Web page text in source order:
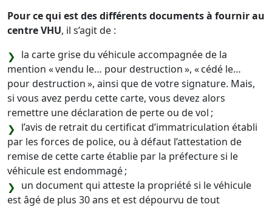
Pour ce qui est des différents documents à fournir au
centre VHU, il s’agit de :
la carte grise du véhicule accompagnée de la
mention « vendu le… pour destruction », « cédé le…
pour destruction », ainsi que de votre signature. Mais,
si vous avez perdu cette carte, vous devez alors
remettre une déclaration de perte ou de vol ;
l’avis de retrait du certificat d’immatriculation établi
par les forces de police, ou à défaut l’attestation de
remise de cette carte établie par la préfecture si le
véhicule est endommagé ;
un document qui atteste la propriété si le véhicule
est âgé de plus 30 ans et est dépourvu de tout